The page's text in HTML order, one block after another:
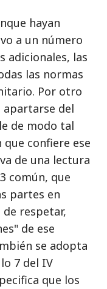
hayan
a un número
adicionales, las
las normas
Por otro
apartarse del
de modo tal
confiere ese
de una lectura
común, que
partes en
respetar,
de ese
se adopta
7 del IV
que los